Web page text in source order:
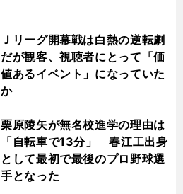
Ｊリーグ開幕戦は白熱の逆転劇
だが観客、視聴者にとって「価
値あるイベント」になっていた
か
栗原陵矢が無名校進学の理由は
「自転車で13分」 春江工出身
として最初で最後のプロ野球選
手となった